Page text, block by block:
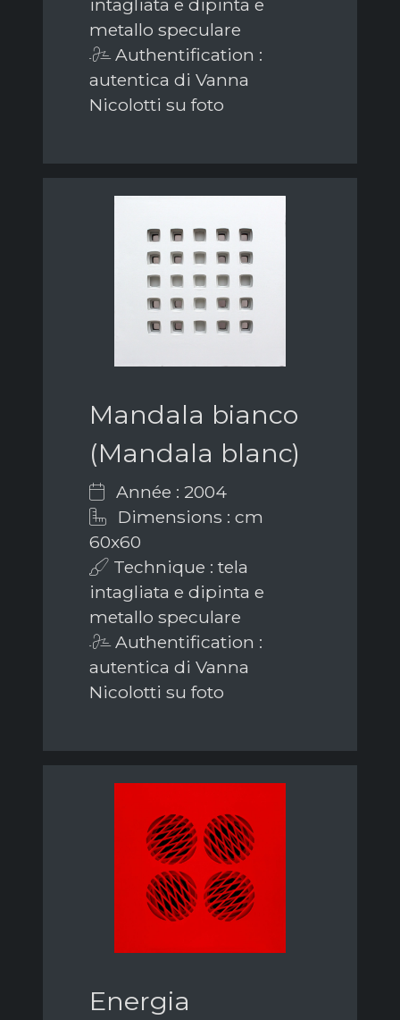
intagliata e dipinta e
metallo speculare
Authentification :
autentica di Vanna
Nicolotti su foto
Mandala bianco
(Mandala blanc)
Année : 2004
Dimensions : cm
60x60
Technique : tela
intagliata e dipinta e
metallo speculare
Authentification :
autentica di Vanna
Nicolotti su foto
Energia